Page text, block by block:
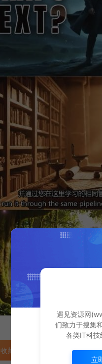
收藏 (0) 打赏
遇见资源网
们致力于搜集
各类IT科技
立